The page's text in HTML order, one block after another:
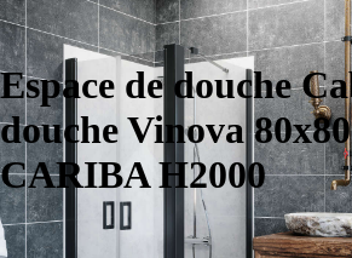
Espace de douche
douche Vinova
CARIBA H2000